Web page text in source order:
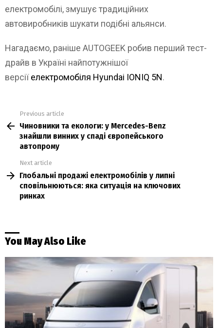
електромобілі, змушує традиційних
автовиробників шукати подібні альянси.
Нагадаємо, раніше AUTOGEEK робив перший тест-
драйв в Україні найпотужнішої
версіїелектромобіля Hyundai IONIQ 5N.
more
Previous article
Чиновники та екологи: у Mercedes-Benz
знайшли винних у спаді європейського
автопрому
Next article
Глобальні продажі електромобілів у липні
сповільнюються: яка ситуація на ключових
ринках
You May Also Like